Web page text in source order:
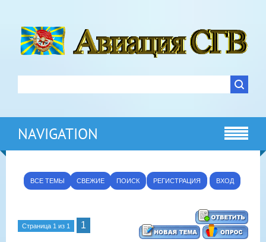
NAVIGATION
ВСЕ ТЕМЫ СВЕЖИЕ ПОИСК РЕГИСТРАЦИЯ ВХОД
Страница 1 из 1 1